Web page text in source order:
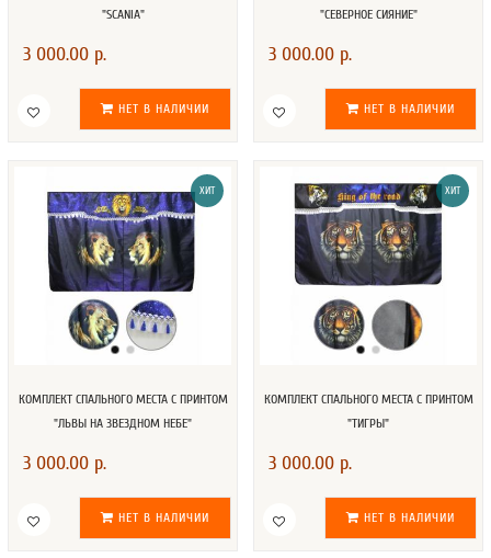
"SCANIA"
3 000.00 р.
НЕТ В НАЛИЧИИ
"СЕВЕРНОЕ СИЯНИЕ"
3 000.00 р.
НЕТ В НАЛИЧИИ
ХИТ
КОМПЛЕКТ СПАЛЬНОГО МЕСТА С ПРИНТОМ
"ЛЬВЫ НА ЗВЕЗДНОМ НЕБЕ"
3 000.00 р.
НЕТ В НАЛИЧИИ
ХИТ
КОМПЛЕКТ СПАЛЬНОГО МЕСТА С ПРИНТОМ
"ТИГРЫ"
3 000.00 р.
НЕТ В НАЛИЧИИ